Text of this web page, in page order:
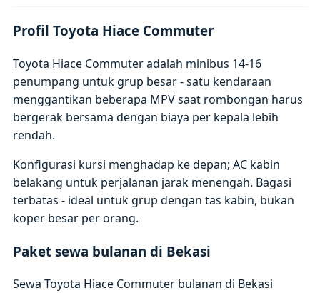
Profil Toyota Hiace Commuter
Toyota Hiace Commuter adalah minibus 14-16
penumpang untuk grup besar - satu kendaraan
menggantikan beberapa MPV saat rombongan harus
bergerak bersama dengan biaya per kepala lebih
rendah.
Konfigurasi kursi menghadap ke depan; AC kabin
belakang untuk perjalanan jarak menengah. Bagasi
terbatas - ideal untuk grup dengan tas kabin, bukan
koper besar per orang.
Paket sewa bulanan di Bekasi
Sewa Toyota Hiace Commuter bulanan di Bekasi